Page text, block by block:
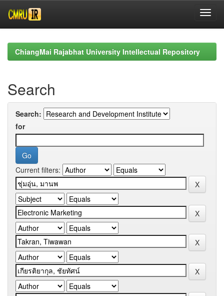
navigationChiangMai Rajabhat University Intellectual Repository
Search
Search:
for
Current filters: